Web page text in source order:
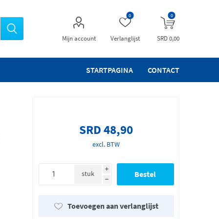
Mijn account Verlanglijst
0 0
SRD 0,00
STARTPAGINA CONTACT
SRD 48,90
excl. BTW
i
h
stuk
Toevoegen aan verlanglijst